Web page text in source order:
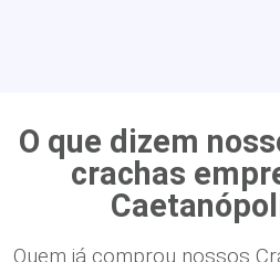
O que dizem
crachas
Quem já comprou nossos